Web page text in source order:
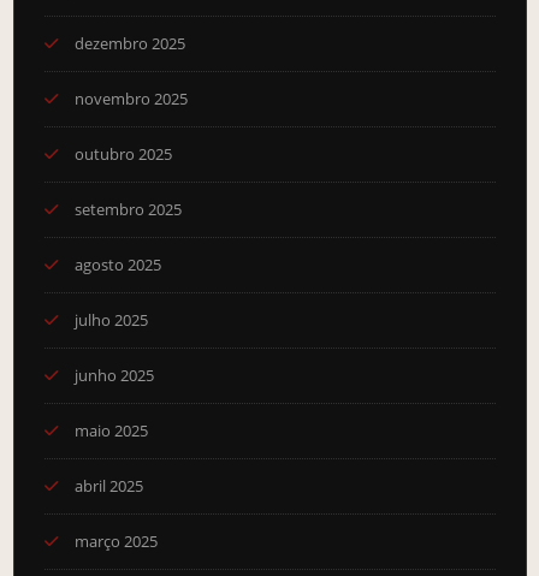
dezembro 2025
novembro 2025
outubro 2025
setembro 2025
agosto 2025
julho 2025
junho 2025
maio 2025
abril 2025
março 2025